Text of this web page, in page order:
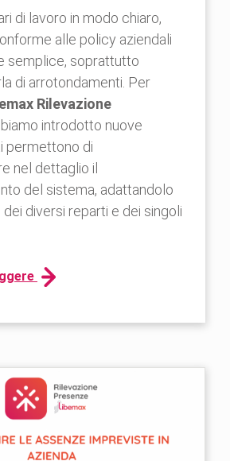
di lavoro in modo chiaro,
alle policy aziendali
semplice, soprattutto
di arrotondamenti. Per
Rilevazione
introdotto nuove
permettono di
nel dettaglio il
del sistema, adattandolo
diversi reparti e dei singoli